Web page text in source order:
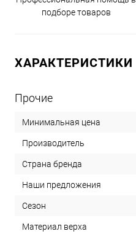
подборе товаров
ХАРАКТЕРИСТИКИ
Прочие
Минимальная цена
Производитель
Страна бренда
Наши предложения
Сезон
Материал верха